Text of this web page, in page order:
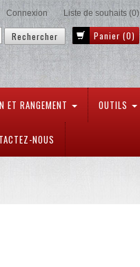
Connexion Liste de souhaits (0)
Panier (0)
ET RANGEMENT OUTILS
NOUS